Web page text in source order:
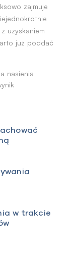
zajmuje
uzyskaniem
już poddać
nasienia
w trakcie